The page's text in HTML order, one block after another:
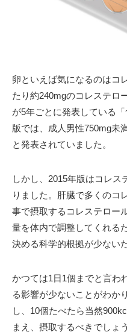
卵といえば気になるのはコ
たり約240mgのコレステロ
が5年ごとに発表している
版では、成人男性750mg未
と発表されていました。
しかし、2015年版はコレス
りました。肝臓で多くのコ
事で摂取するコレステロー
量を体内で調整してくれる
決める科学的根拠が少ない
かつては1日1個までと言わ
る影響が少ないことがわか
し、10個たべたら当然
まえ、摂取するべきでしょう